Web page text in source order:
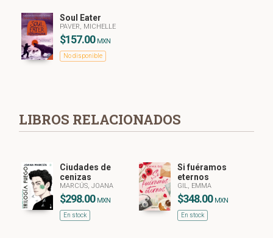
Soul Eater
PAVER, MICHELLE
$157.00 MXN
No disponible
LIBROS RELACIONADOS
Ciudades de
cenizas
MARCÚS, JOANA
$298.00 MXN
En stock
Si fuéramos
eternos
GIL, EMMA
$348.00 MXN
En stock